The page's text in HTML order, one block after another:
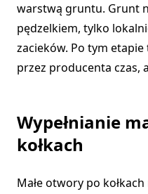
warstwą gruntu. Grunt
pędzelkiem, tylko
zacieków. Po tym
przez producenta czas,
Wypełnianie
kołkach
Małe otwory po